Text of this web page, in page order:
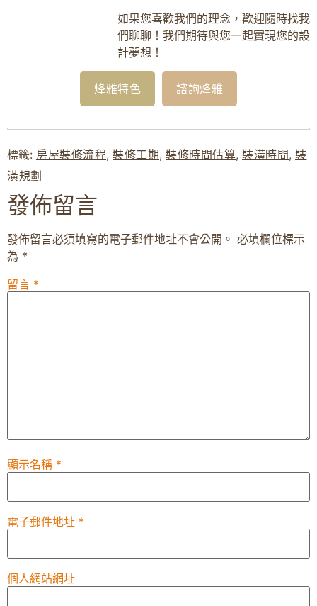
如果您喜歡我們的理念，歡迎隨時找我
們聊聊！我們期待與您一起實現您的設
計夢想！
烽雅特色 諮詢烽雅
標籤: 房屋裝修流程, 裝修工期, 裝修時間估算, 裝潢時間, 裝
潢規劃
發佈留言
發佈留言必須填寫的電子郵件地址不會公開。 必填欄位標示
為 *
留言 *
顯示名稱 *
電子郵件地址 *
個人網站網址